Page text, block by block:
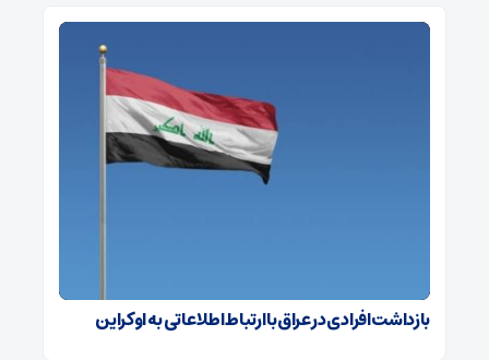
بازداشت افرادی در عراق با ارتباط اطلاعاتی به اوکراین